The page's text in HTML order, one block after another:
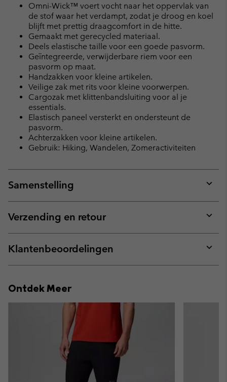
Omni-Wick™ voert vocht naar het oppervlak van
de stof waar het verdampt, zodat je droog en koel
blijft met prettig draagcomfort in de hitte.
Gemaakt met gerecycled materiaal.
Deels elastische taille voor een goede pasvorm.
Geïntegreerde, verwijderbare riem voor een
pasvorm op maat.
Handzakken voor kleine artikelen.
Veilige zak met rits voor kleine voorwerpen.
Cargozak met klittenbandsluiting voor al je
essentials.
Elastisch paneel versterkt en ondersteunt de
pasvorm.
Achterzakken voor kleine artikelen.
Gebruik: Hiking, Wandelen, Zomeractiviteiten
Samenstelling
or
Verzending en retour
or
Klantenbeoordelingen
or
Ontdek Meer